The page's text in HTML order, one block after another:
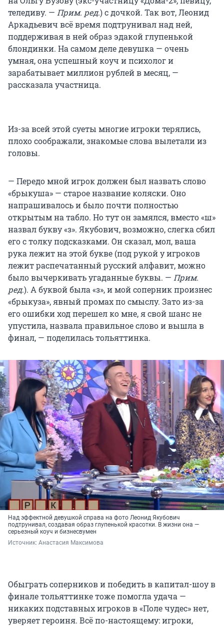
теледиву. — Прим. ред.) с дочкой. Так вот, Леонид
Аркадьевич всё время подтрунивал над ней,
поддерживая в ней образ эдакой глупенькой
блондинки. На самом деле девушка — очень
умная, она успешный коуч и психолог и
зарабатывает миллион рублей в месяц, —
рассказала участница.
Из-за всей этой суеты многие игроки терялись,
плохо соображали, знакомые слова вылетали из
головы.
— Передо мной игрок должен был назвать слово
«брыкуша» — старое название коляски. Оно
напрашивалось и было почти полностью
открытым на табло. Но тут он замялся, вместо «ш»
назвал букву «з». Якубович, возможно, слегка сбил
его с толку подсказками. Он сказал, мол, ваша
рука лежит на этой букве (под рукой у игроков
лежит распечатанный русский алфавит, можно
было вычеркивать угаданные буквы. — Прим.
ред.). А буквой была «з», и мой соперник произнес
«брыкуза», явный промах по смыслу. Зато из-за
его ошибки ход перешел ко мне, я свой шанс не
упустила, назвала правильное слово и вышла в
финал, — поделилась тольяттинка.
Над эффектной девушкой справа на фото Леонид Якубович
подтрунивал, создавая образ глупенькой красотки. В жизни она —
серьезный коуч и бизнесвумен
Источник: Анастасия Максимова
Обыграть соперников и победить в капитал-шоу в
финале тольяттинке тоже помогла удача —
никаких подставных игроков в «Поле чудес» нет,
уверяет героиня. Всё по-настоящему: игроки,